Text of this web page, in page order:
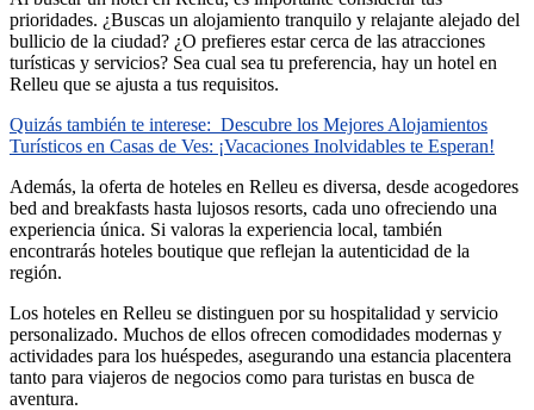
prioridades. ¿Buscas un alojamiento tranquilo y relajante alejado del
bullicio de la ciudad? ¿O prefieres estar cerca de las atracciones
turísticas y servicios? Sea cual sea tu preferencia, hay un hotel en
Relleu que se ajusta a tus requisitos.
Quizás también te interese: Descubre los Mejores Alojamientos
Turísticos en Casas de Ves: ¡Vacaciones Inolvidables te Esperan!
Además, la oferta de hoteles en Relleu es diversa, desde acogedores
bed and breakfasts hasta lujosos resorts, cada uno ofreciendo una
experiencia única. Si valoras la experiencia local, también
encontrarás hoteles boutique que reflejan la autenticidad de la
región.
Los hoteles en Relleu se distinguen por su hospitalidad y servicio
personalizado. Muchos de ellos ofrecen comodidades modernas y
actividades para los huéspedes, asegurando una estancia placentera
tanto para viajeros de negocios como para turistas en busca de
aventura.